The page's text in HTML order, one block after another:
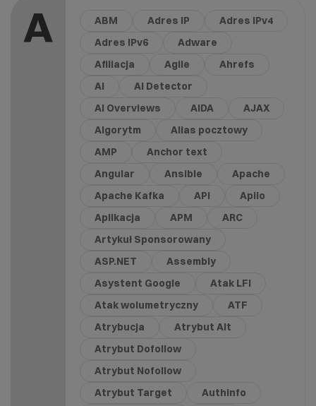
A ABM Adres IP
Adres IPv4
Adres IPv6
Adware
Afiliacja
Agile
Ahrefs
AI
AI Detector
AI Overviews
AIDA
AJAX
Algorytm
Alias pocztowy
AMP
Anchor text
Angular
Ansible
Apache
Apache Kafka
API
Apilo
Aplikacja
APM
ARC
Artykuł Sponsorowany
ASP.NET
Assembly
Asystent Google
Atak LFI
Atak wolumetryczny
ATF
Atrybucja
Atrybut Alt
Atrybut Dofollow
Atrybut Nofollow
Atrybut Target
Authinfo